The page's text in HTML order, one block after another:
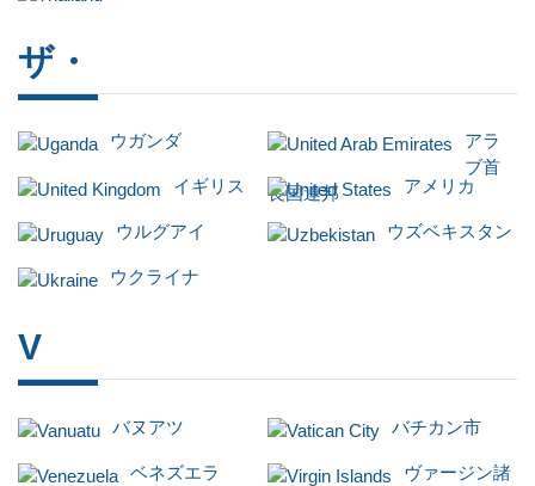
ザ・
ウガンダ
アラ
ブ首
長国連邦
イギリス アメリカ
ウルグアイ ウズベキスタン
ウクライナ
V
バヌアツ バチカン市
ベネズエラ
ヴァージン諸